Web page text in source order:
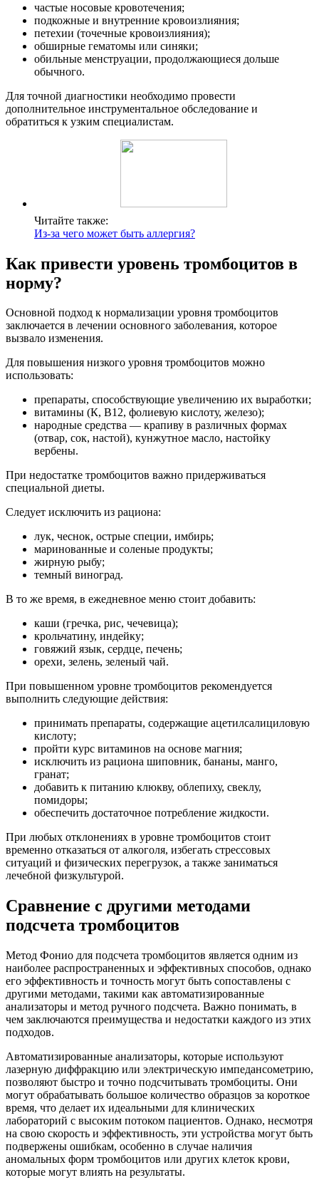
частые носовые кровотечения;
подкожные и внутренние кровоизлияния;
петехии (точечные кровоизлияния);
обширные гематомы или синяки;
обильные менструации, продолжающиеся дольше
обычного.
Для точной диагностики необходимо провести
дополнительное инструментальное обследование и
обратиться к узким специалистам.
Читайте также:
Из-за чего может быть аллергия?
Как привести уровень тромбоцитов в
норму?
Основной подход к нормализации уровня тромбоцитов
заключается в лечении основного заболевания, которое
вызвало изменения.
Для повышения низкого уровня тромбоцитов можно
использовать:
препараты, способствующие увеличению их выработки;
витамины (К, В12, фолиевую кислоту, железо);
народные средства — крапиву в различных формах
(отвар, сок, настой), кунжутное масло, настойку
вербены.
При недостатке тромбоцитов важно придерживаться
специальной диеты.
Следует исключить из рациона:
лук, чеснок, острые специи, имбирь;
маринованные и соленые продукты;
жирную рыбу;
темный виноград.
В то же время, в ежедневное меню стоит добавить:
каши (гречка, рис, чечевица);
крольчатину, индейку;
говяжий язык, сердце, печень;
орехи, зелень, зеленый чай.
При повышенном уровне тромбоцитов рекомендуется
выполнить следующие действия:
принимать препараты, содержащие ацетилсалициловую
кислоту;
пройти курс витаминов на основе магния;
исключить из рациона шиповник, бананы, манго,
гранат;
добавить к питанию клюкву, облепиху, свеклу,
помидоры;
обеспечить достаточное потребление жидкости.
При любых отклонениях в уровне тромбоцитов стоит
временно отказаться от алкоголя, избегать стрессовых
ситуаций и физических перегрузок, а также заниматься
лечебной физкультурой.
Сравнение с другими методами
подсчета тромбоцитов
Метод Фонио для подсчета тромбоцитов является одним из
наиболее распространенных и эффективных способов, однако
его эффективность и точность могут быть сопоставлены с
другими методами, такими как автоматизированные
анализаторы и метод ручного подсчета. Важно понимать, в
чем заключаются преимущества и недостатки каждого из этих
подходов.
Автоматизированные анализаторы, которые используют
лазерную диффракцию или электрическую импедансометрию,
позволяют быстро и точно подсчитывать тромбоциты. Они
могут обрабатывать большое количество образцов за короткое
время, что делает их идеальными для клинических
лабораторий с высоким потоком пациентов. Однако, несмотря
на свою скорость и эффективность, эти устройства могут быть
подвержены ошибкам, особенно в случае наличия
аномальных форм тромбоцитов или других клеток крови,
которые могут влиять на результаты.